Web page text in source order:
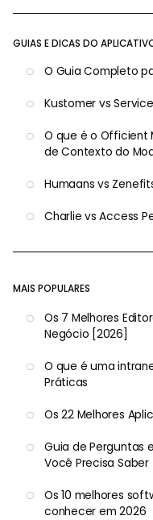
GUIAS E DICAS DO
O Guia Completo
Kustomer vs
O que é o Officient
de Contexto do
Humaans vs
Charlie vs Access
MAIS POPULARES
Os 7 Melhores
Negócio [2026]
O que é uma
Práticas
Os 22 Melhores
Guia de Perguntas
Você Precisa Saber
Os 10 melhores
conhecer em 2026